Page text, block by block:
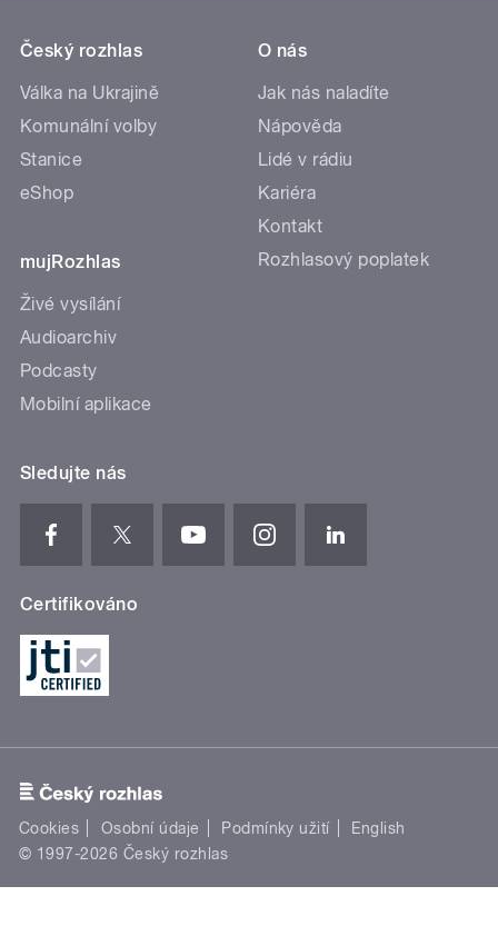
Český rozhlas
Válka na Ukrajině
Komunální volby
Stanice
eShop
mujRozhlas
Živé vysílání
Audioarchiv
Podcasty
Mobilní aplikace
O nás
Jak nás naladíte
Nápověda
Lidé v rádiu
Kariéra
Kontakt
Rozhlasový poplatek
Sledujte nás
Certifikováno
Cookies Osobní údaje Podmínky užití
English
© 1997-2026 Český rozhlas